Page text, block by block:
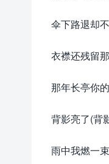
伞下路退却
衣襟还残留
那年长亭你
背影亮了(背
雨中我燃一